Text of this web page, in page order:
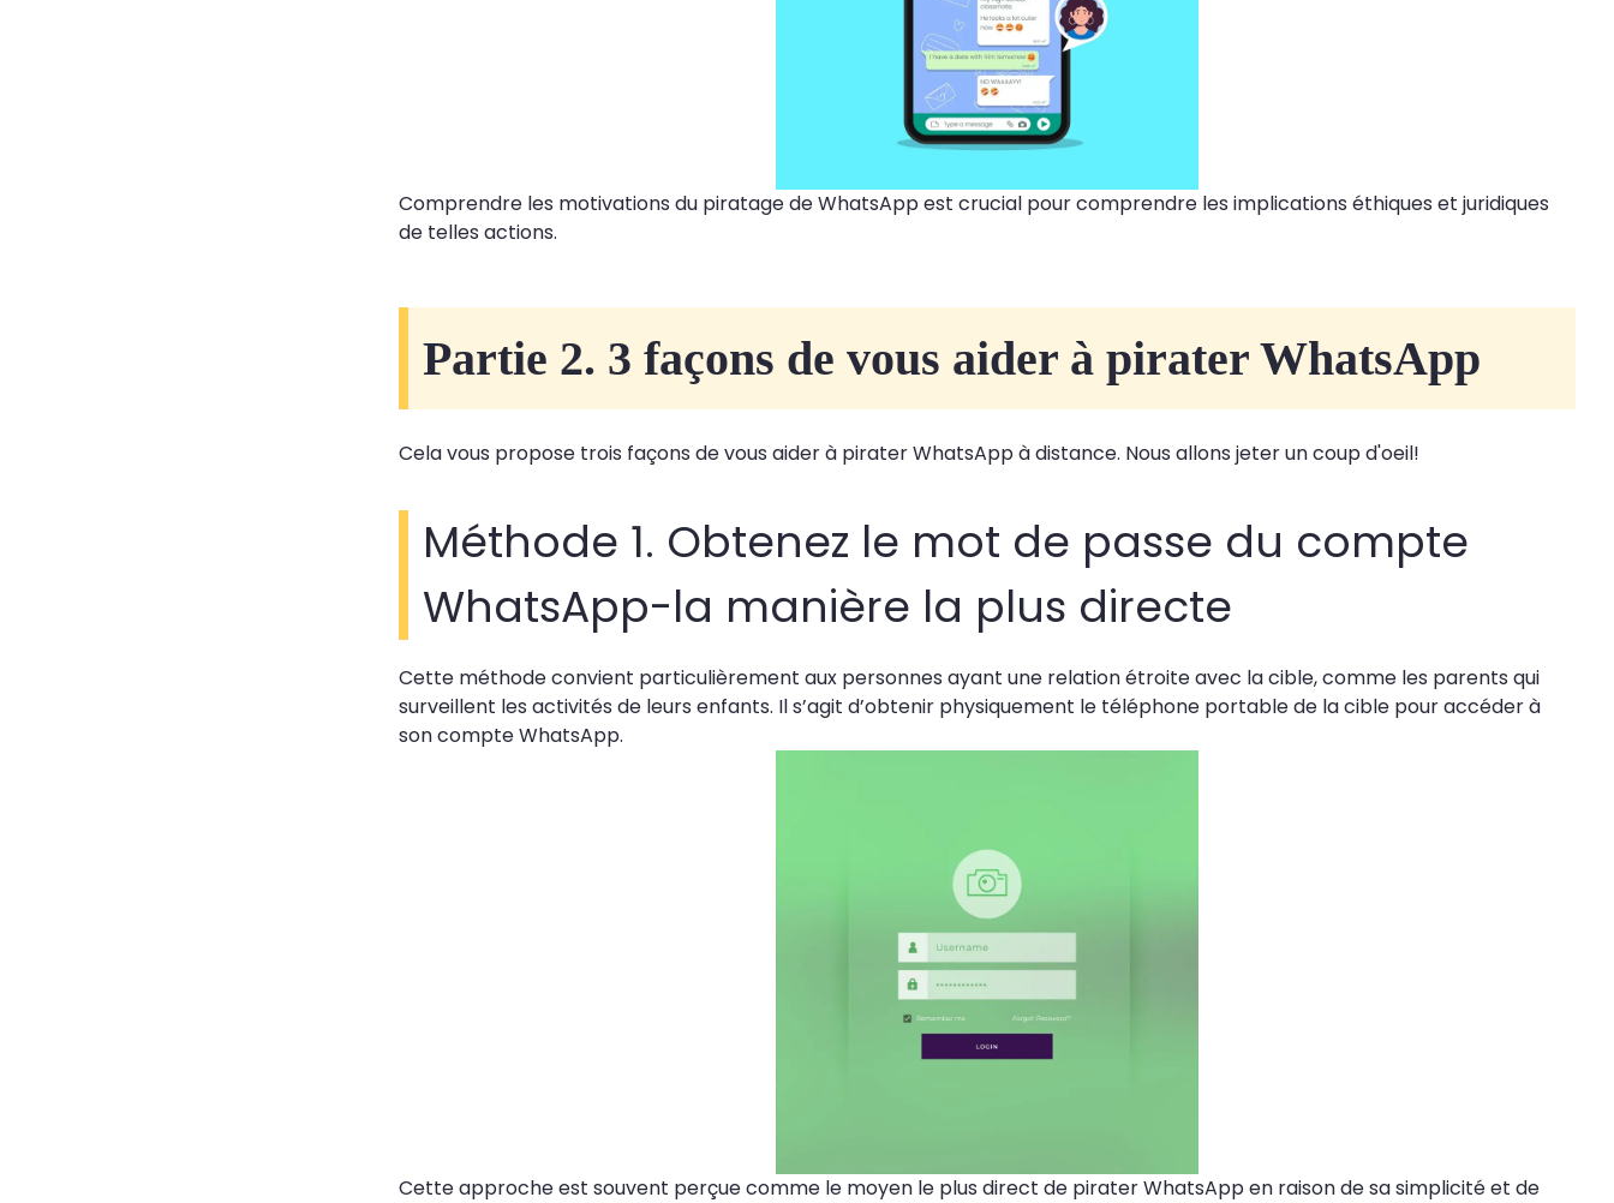
Comprendre les motivations du piratage de WhatsApp est crucial pour comprendre les implications éthiques et juridiques
de telles actions.
Partie 2. 3 façons de vous aider à pirater WhatsApp
Cela vous propose trois façons de vous aider à pirater WhatsApp à distance. Nous allons jeter un coup d'oeil!
Méthode 1. Obtenez le mot de passe du compte
WhatsApp-la manière la plus directe
Cette méthode convient particulièrement aux personnes ayant une relation étroite avec la cible, comme les parents qui
surveillent les activités de leurs enfants. Il s’agit d’obtenir physiquement le téléphone portable de la cible pour accéder à
son compte WhatsApp.
Cette approche est souvent perçue comme le moyen le plus direct de pirater WhatsApp en raison de sa simplicité et de